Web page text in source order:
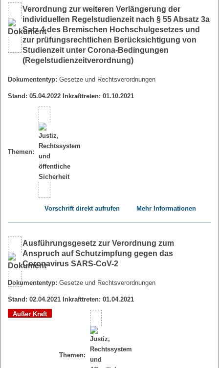
Verordnung zur weiteren Verlängerung der
individuellen Regelstudienzeit nach § 55 Absatz 3a
Satz 4 des Bremischen Hochschulgesetzes und
zur prüfungsrechtlichen Berücksichtigung von
Studienzeit unter Corona-Bedingungen
(Regelstudienzeitverordnung)
Dokumententyp: Gesetze und Rechtsverordnungen
Stand: 05.04.2022 Inkrafttreten: 01.10.2021
Themen:
Vorschrift direkt aufrufen Mehr Informationen
Ausführungsgesetz zur Verordnung zum
Anspruch auf Schutzimpfung gegen das
Coronavirus SARS-CoV-2
Dokumententyp: Gesetze und Rechtsverordnungen
Stand: 02.04.2021 Inkrafttreten: 01.04.2021
Außer Kraft
Themen: